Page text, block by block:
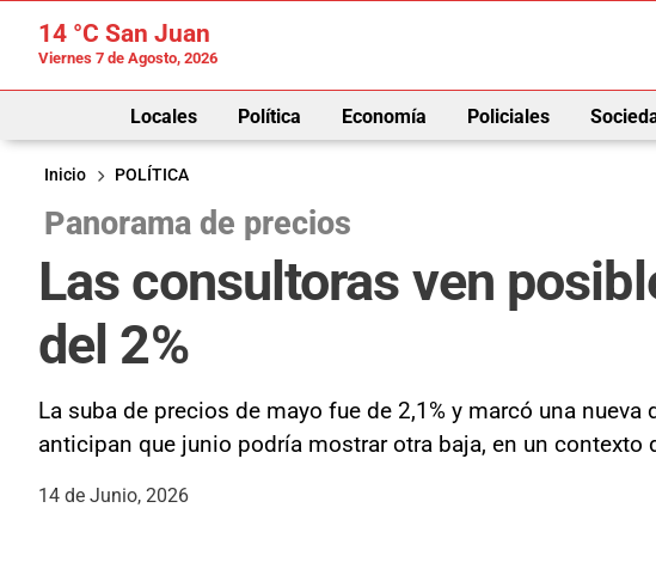
14 °C San Juan
Viernes 7 de Agosto, 2026
Locales Política Economía Policiales
Inicio
POLÍTICA
Panorama de precios
Las consultoras ven
del 2%
La suba de precios de mayo fue de 2,1% y marcó una
anticipan que junio podría mostrar otra baja, en un
14 de Junio, 2026